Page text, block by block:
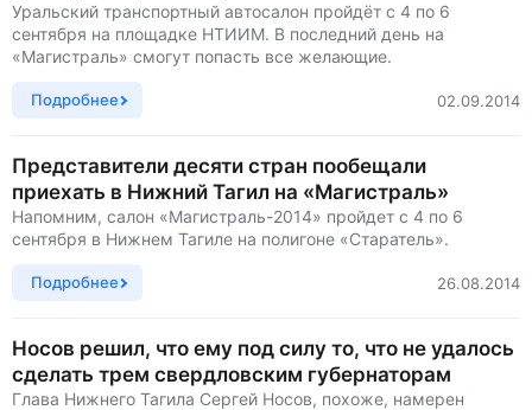
Уральский транспортный автосалон пройдёт с 4 по 6
сентября на площадке НТИИМ. В последний день на
«Магистраль» смогут попасть все желающие.
Подробнее 02.09.2014
Представители десяти стран пообещали
приехать в Нижний Тагил на «Магистраль»
Напомним, салон «Магистраль-2014» пройдет с 4 по 6
сентября в Нижнем Тагиле на полигоне «Старатель».
Подробнее 26.08.2014
Носов решил, что ему под силу то, что не удалось
сделать трем свердловским губернаторам
Глава Нижнего Тагила Сергей Носов, похоже, намерен